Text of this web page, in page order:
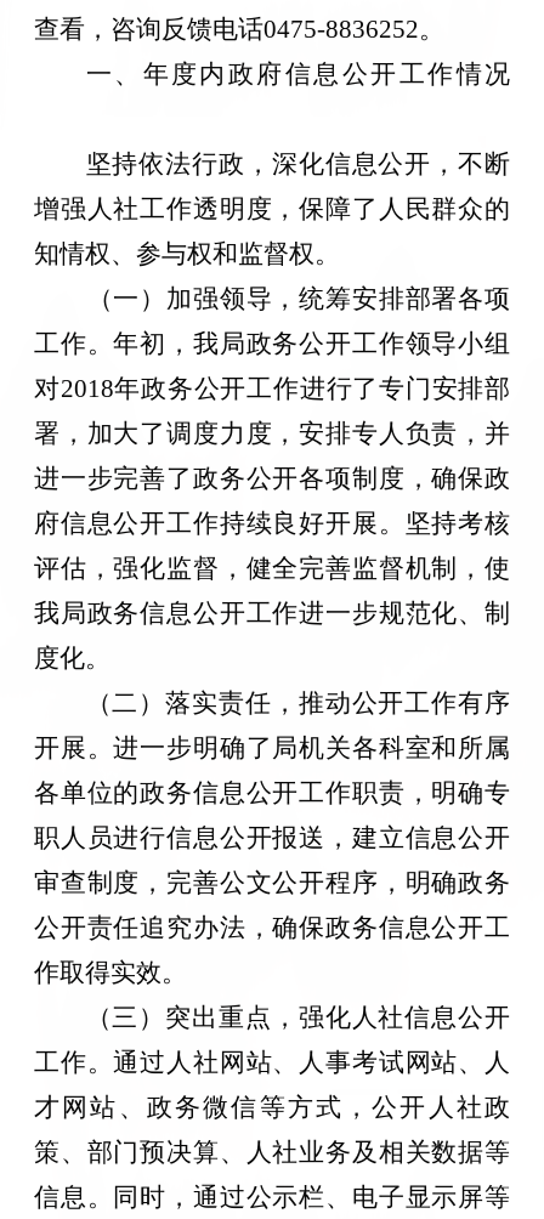
查看，咨询反馈电话0475-8836252。
一、年度内政府信息公开工作情况
坚持依法行政，深化信息公开，不断
增强人社工作透明度，保障了人民群众的
知情权、参与权和监督权。
（一）加强领导，统筹安排部署各项
工作。年初，我局政务公开工作领导小组
对2018年政务公开工作进行了专门安排部
署，加大了调度力度，安排专人负责，并
进一步完善了政务公开各项制度，确保政
府信息公开工作持续良好开展。坚持考核
评估，强化监督，健全完善监督机制，使
我局政务信息公开工作进一步规范化、制
度化。
（二）落实责任，推动公开工作有序
开展。进一步明确了局机关各科室和所属
各单位的政务信息公开工作职责，明确专
职人员进行信息公开报送，建立信息公开
审查制度，完善公文公开程序，明确政务
公开责任追究办法，确保政务信息公开工
作取得实效。
（三）突出重点，强化人社信息公开
工作。通过人社网站、人事考试网站、人
才网站、政务微信等方式，公开人社政
策、部门预决算、人社业务及相关数据等
信息。同时，通过公示栏、电子显示屏等